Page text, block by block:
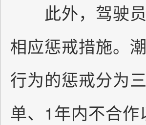
此外，驾驶员
相应惩戒措施。
行为的惩戒分为
单、1年内不合